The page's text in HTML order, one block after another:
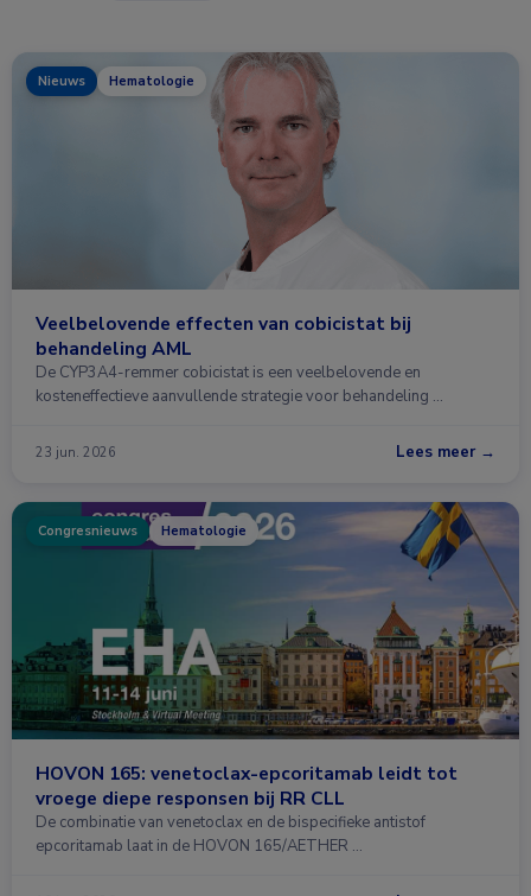
Nieuws Hematologie
Veelbelovende effecten van cobicistat bij
behandeling AML
De CYP3A4-remmer cobicistat is een veelbelovende en
kosteneffectieve aanvullende strategie voor behandeling …
23 jun. 2026 Lees meer →
Congresnieuws Hematologie
HOVON 165: venetoclax-epcoritamab leidt tot
vroege diepe responsen bij RR CLL
De combinatie van venetoclax en de bispecifieke antistof
epcoritamab laat in de HOVON 165/AETHER …